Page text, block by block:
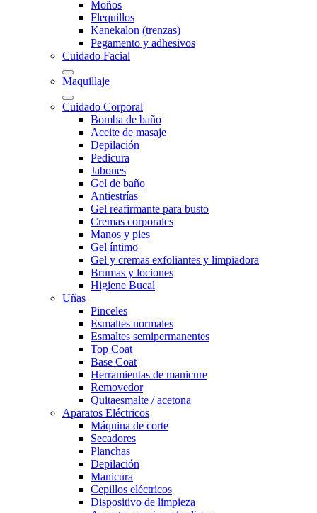
Moños
Flequillos
Kanekalon (trenzas)
Pegamento y adhesivos
Cuidado Facial
Maquillaje
Cuidado Corporal
Bomba de baño
Aceite de masaje
Depilación
Pedicura
Jabones
Gel de baño
Antiestrías
Gel reafirmante para busto
Cremas corporales
Manos y pies
Gel íntimo
Gel y cremas exfoliantes y limpiadora
Brumas y lociones
Higiene Bucal
Uñas
Pinceles
Esmaltes normales
Esmaltes semipermanentes
Top Coat
Base Coat
Herramientas de manicure
Removedor
Quitaesmalte / acetona
Aparatos Eléctricos
Máquina de corte
Secadores
Planchas
Depilación
Manicura
Cepillos eléctricos
Dispositivo de limpieza